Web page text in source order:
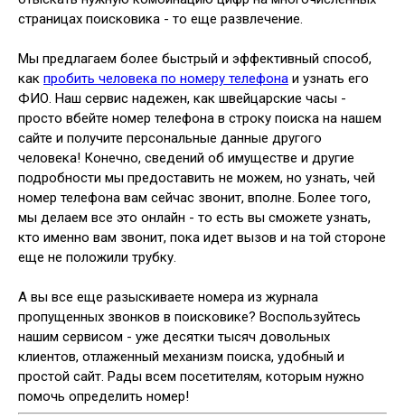
страницах поисковика - то еще развлечение.
Мы предлагаем более быстрый и эффективный способ,
как пробить человека по номеру телефона и узнать его
ФИО. Наш сервис надежен, как швейцарские часы -
просто вбейте номер телефона в строку поиска на нашем
сайте и получите персональные данные другого
человека! Конечно, сведений об имуществе и другие
подробности мы предоставить не можем, но узнать, чей
номер телефона вам сейчас звонит, вполне. Более того,
мы делаем все это онлайн - то есть вы сможете узнать,
кто именно вам звонит, пока идет вызов и на той стороне
еще не положили трубку.
А вы все еще разыскиваете номера из журнала
пропущенных звонков в поисковике? Воспользуйтесь
нашим сервисом - уже десятки тысяч довольных
клиентов, отлаженный механизм поиска, удобный и
простой сайт. Рады всем посетителям, которым нужно
помочь определить номер!